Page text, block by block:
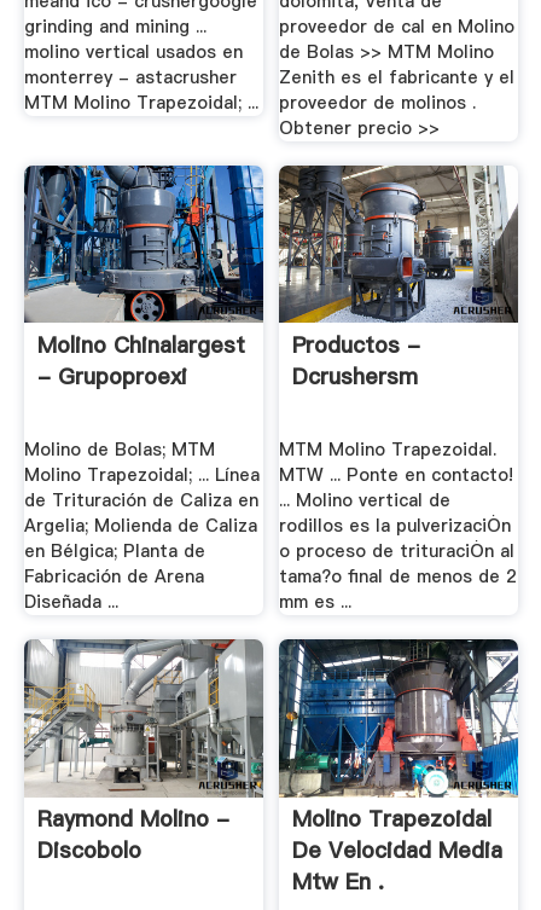
grinding and mining ...
molino vertical usados en
monterrey - astacrusher
MTM Molino Trapezoidal; ...
proveedor de cal en Molino
de Bolas >> MTM Molino
Zenith es el fabricante y el
proveedor de molinos .
Obtener precio >>
Molino Chinalargest
- Grupoproexi
Molino de Bolas; MTM
Molino Trapezoidal; ... Línea
de Trituración de Caliza en
Argelia; Molienda de Caliza
en Bélgica; Planta de
Fabricación de Arena
Diseñada ...
Productos -
Dcrushersm
MTM Molino Trapezoidal.
MTW ... Ponte en contacto!
... Molino vertical de
rodillos es la pulverizaciȮn
o proceso de trituraciȮn al
tama?o final de menos de 2
mm es ...
Raymond Molino -
Discobolo
Molino Trapezoidal
De Velocidad Media
Mtw En .